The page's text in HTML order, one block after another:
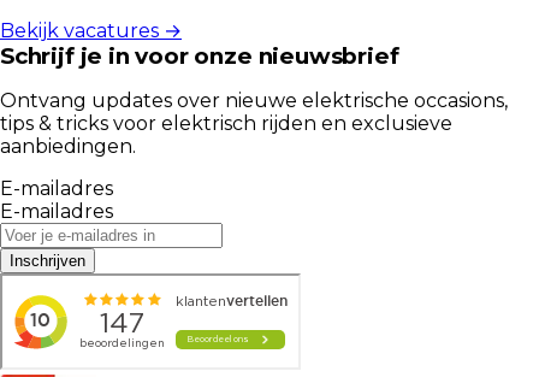
Bekijk vacatures →
Schrijf je in voor onze nieuwsbrief
Ontvang updates over nieuwe elektrische occasions,
tips & tricks voor elektrisch rijden en exclusieve
aanbiedingen.
E-mailadres
E-mailadres
Inschrijven